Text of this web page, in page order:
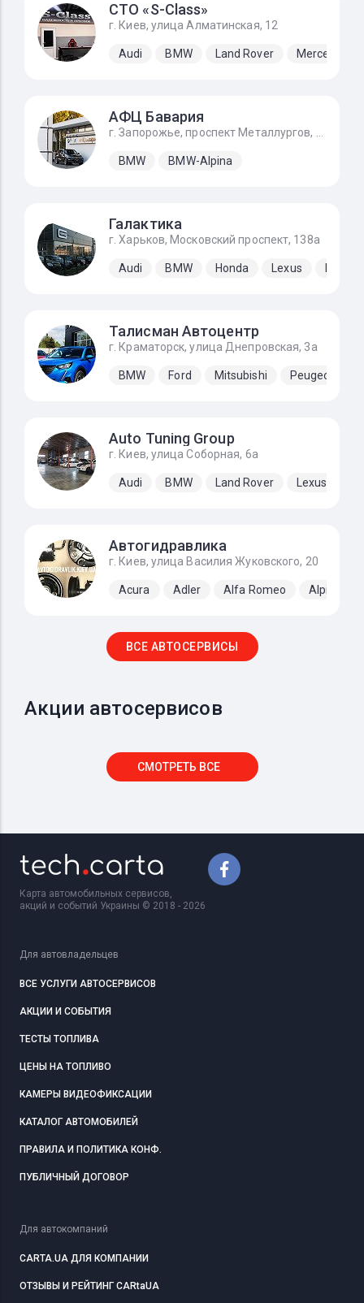
СТО «S-Class»
г. Киев, улица Алматинская, 12
Audi BMW Land Rover Mercedes-
АФЦ Бавария
BMW BMW-Alpina
Галактика
г. Харьков, Московский проспект, 138а
Audi BMW Honda Lexus
Талисман Автоцентр
г. Краматорск, улица Днепровская, 3а
BMW Ford Mitsubishi Peugeot
Auto Tuning Group
г. Киев, улица Соборная, 6а
Audi BMW Land Rover Lexus
Автогидравлика
г. Киев, улица Василия Жуковского, 20
Acura Adler Alfa Romeo Alpine
ВСЕ АВТОСЕРВИСЫ
Акции автосервисов
СМОТРЕТЬ ВСЕ
Карта автомобильных сервисов,
акций и событий Украины © 2018 - 2026
Для автовладельцев
ВСЕ УСЛУГИ АВТОСЕРВИСОВ
АКЦИИ И СОБЫТИЯ
ТЕСТЫ ТОПЛИВА
ЦЕНЫ НА ТОПЛИВО
КАМЕРЫ ВИДЕОФИКСАЦИИ
КАТАЛОГ АВТОМОБИЛЕЙ
ПРАВИЛА И ПОЛИТИКА КОНФ.
ПУБЛИЧНЫЙ ДОГОВОР
Для автокомпаний
CARTA.UA ДЛЯ КОМПАНИИ
ОТЗЫВЫ И РЕЙТИНГ CARtaUA